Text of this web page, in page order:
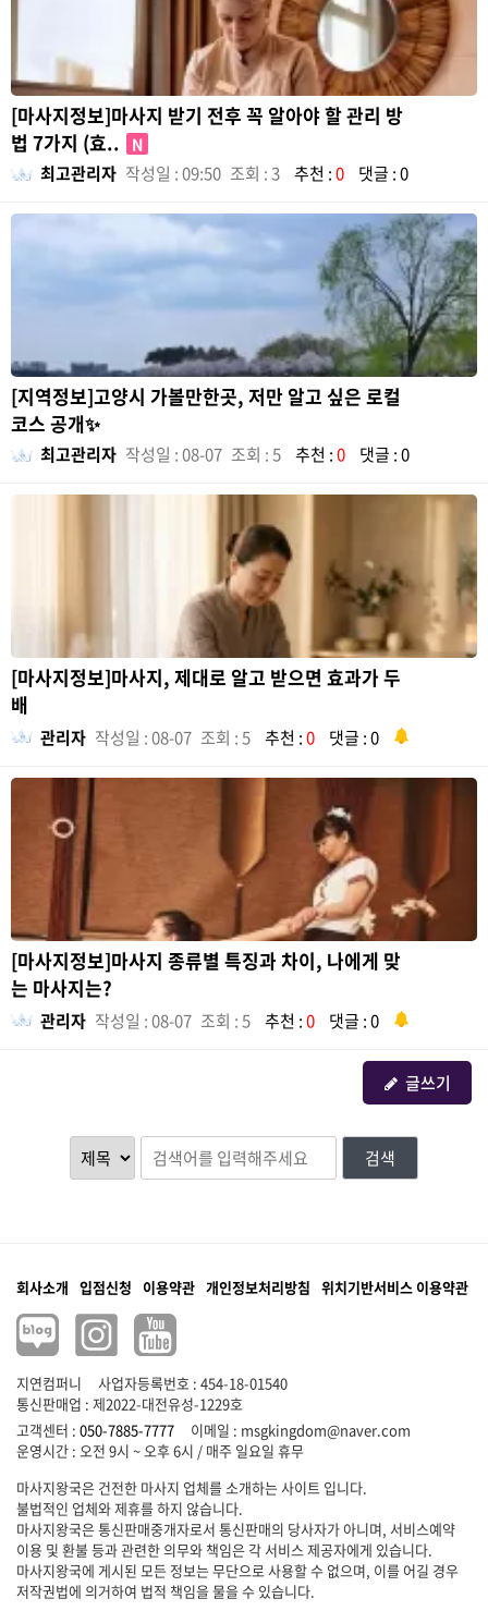
[마사지정보]마사지 받기 전후 꼭 알아야 할 관리 방
법 7가지 (효..
N
최고관리자 작성일 : 09:50 조회 : 3 추천 :0 댓글 : 0
[지역정보]고양시 가볼만한곳, 저만 알고 싶은 로컬
코스 공개✨
최고관리자 작성일 : 08-07 조회 : 5 추천 :0 댓글 : 0
[마사지정보]마사지, 제대로 알고 받으면 효과가 두
배
관리자 작성일 : 08-07 조회 : 5 추천 :0 댓글 : 0
[마사지정보]마사지 종류별 특징과 차이, 나에게 맞
는 마사지는?
관리자 작성일 : 08-07 조회 : 5 추천 :0 댓글 : 0
글쓰기
검색
회사소개 입점신청 이용약관 개인정보처리방침 위치기반서비스 이용약관
지연컴퍼니
사업자등록번호 : 454-18-01540
통신판매업 : 제2022-대전유성-1229호
고객센터 : 050-7885-7777 이메일 : msgkingdom@naver.com
마사지왕국은 건전한 마사지 업체를 소개하는 사이트 입니다.
불법적인 업체와 제휴를 하지 않습니다.
마사지왕국은 통신판매중개자로서 통신판매의 당사자가 아니며, 서비스예약
이용 및 환불 등과 관련한 의무와 책임은 각 서비스 제공자에게 있습니다.
마사지왕국에 게시된 모든 정보는 무단으로 사용할 수 없으며, 이를 어길 경우
저작권법에 의거하여 법적 책임을 물을 수 있습니다.